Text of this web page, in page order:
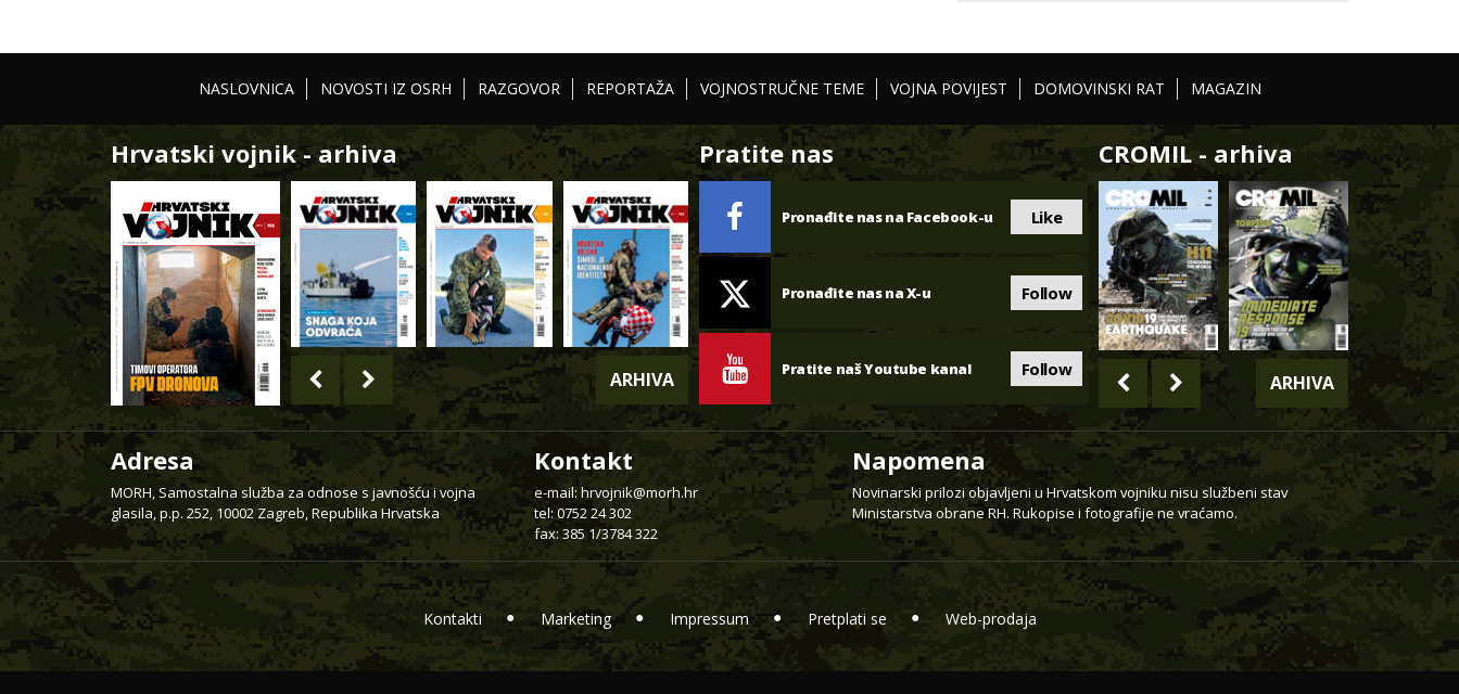
NASLOVNICA NOVOSTI IZ OSRH RAZGOVOR REPORTAŽA VOJNOSTRUČNE TEME VOJNA POVIJEST DOMOVINSKI RAT MAGAZIN
Hrvatski vojnik - arhiva
ARHIVA
Pratite nas
Pronađite nas na Facebook-u Like
Pronađite nas na X-u Follow
Pratite naš Youtube kanal Follow
CROMIL - arhiva
ARHIVA
Adresa
MORH, Samostalna služba za odnose s javnošću i vojna
glasila, p.p. 252, 10002 Zagreb, Republika Hrvatska
Kontakt
e-mail: hrvojnik@morh.hr
tel: 0752 24 302
fax: 385 1/3784 322
Napomena
Novinarski prilozi objavljeni u Hrvatskom vojniku nisu službeni stav
Ministarstva obrane RH. Rukopise i fotografije ne vraćamo.
Kontakti Marketing Impressum Pretplati se Web-prodaja